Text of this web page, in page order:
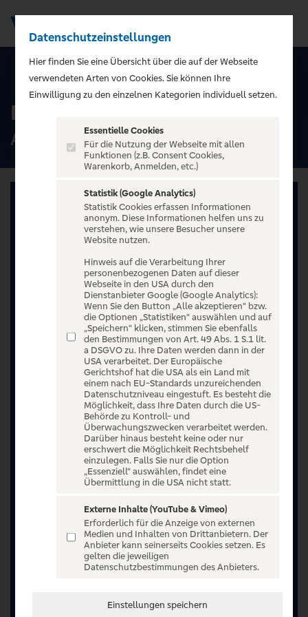
ALLE TERMINE
Daniel Luis - Autotune
Admiralspalast, Berlin
Jetzt anmelden oder registrieren
Unser Ticketangebot ist exklusiv Kunden der
Volksbanken Raiffeisenbanken vorbehalten.
Registrieren Sie sich jetzt auf VR Entertain.
Sommerwochen 2026 vom 15.07.2026 bis
Datenschutzeinstellungen
Hier finden Sie eine Übersicht über die auf der Webseite
verwendeten Arten von Cookies. Sie können Ihre
Einwilligung zu den einzelnen Kategorien individuell setzen.
Essentielle Cookies
Für die Nutzung der Webseite mit allen
Funktionen (z.B. Consent Cookies,
Warenkorb, Anmelden, etc.)
Statistik (Google Analytics)
Statistik Cookies erfassen Informationen
anonym. Diese Informationen helfen uns zu
verstehen, wie unsere Besucher unsere
Website nutzen.
Hinweis auf die Verarbeitung Ihrer
personenbezogenen Daten auf dieser
Webseite in den USA durch den
Dienstanbieter Google (Google Analytics):
Wenn Sie den Button „Alle akzeptieren“ bzw.
die Optionen „Statistiken“ auswählen und auf
„Speichern“ klicken, stimmen Sie ebenfalls
den Bestimmungen von Art. 49 Abs. 1 S.1 lit.
a DSGVO zu. Ihre Daten werden dann in der
USA verarbeitet. Der Europäische
Gerichtshof hat die USA als ein Land mit
einem nach EU-Standards unzureichenden
Datenschutzniveau eingestuft. Es besteht die
Möglichkeit, dass Ihre Daten durch die US-
Behörde zu Kontroll- und
Überwachungszwecken verarbeitet werden.
Darüber hinaus besteht keine oder nur
erschwert die Möglichkeit Rechtsbehelf
einzulegen. Falls Sie nur die Option
„Essenziell“ auswählen, findet eine
Übermittlung in die USA nicht statt.
Externe Inhalte (YouTube & Vimeo)
Erforderlich für die Anzeige von externen
Medien und Inhalten von Drittanbietern. Der
Anbieter kann seinerseits Cookies setzen. Es
gelten die jeweiligen
Datenschutzbestimmungen des Anbieters.
Einstellungen speichern